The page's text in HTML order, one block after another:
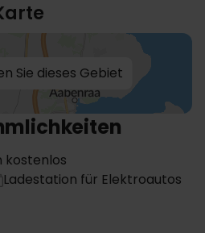
Sie dieses Gebiet
kostenlos
Ladestation für Elektroautos